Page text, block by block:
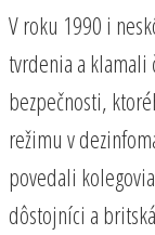
V roku 1990 i
tvrdenia a klamali
bezpečnosti,
režimu v
povedali
dôstojníci a